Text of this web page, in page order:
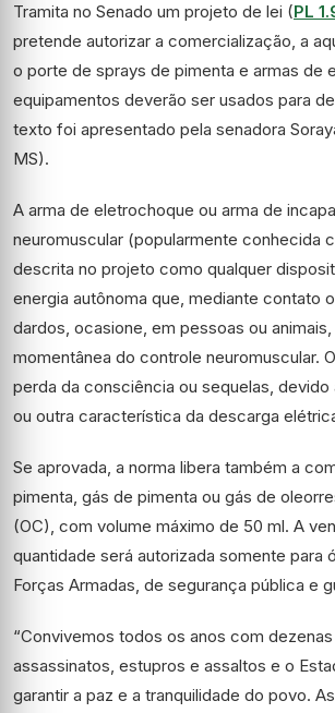
Tramita no Senado um projeto de lei (PL
pretende autorizar a comercialização, a
o porte de sprays de pimenta e armas de
equipamentos deverão ser usados para
texto foi apresentado pela senadora
MS).
A arma de eletrochoque ou arma de
neuromuscular (popularmente conhecida
descrita no projeto como qualquer
energia autônoma que, mediante contato
dardos, ocasione, em pessoas ou
momentânea do controle neuromuscular.
perda da consciência ou sequelas, devido
ou outra característica da descarga
Se aprovada, a norma libera também a
pimenta, gás de pimenta ou gás de
(OC), com volume máximo de 50 ml. A
quantidade será autorizada somente para
Forças Armadas, de segurança pública e
“Convivemos todos os anos com
assassinatos, estupros e assaltos e o
garantir a paz e a tranquilidade do povo.